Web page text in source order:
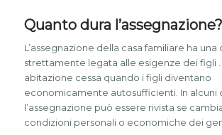
Quanto dura l’assegnazione?
L’assegnazione della casa familiare ha una
strettamente legata alle esigenze dei figli
abitazione cessa quando i figli diventano
economicamente autosufficienti. In alcuni
l’assegnazione può essere rivista se
condizioni personali o economiche dei